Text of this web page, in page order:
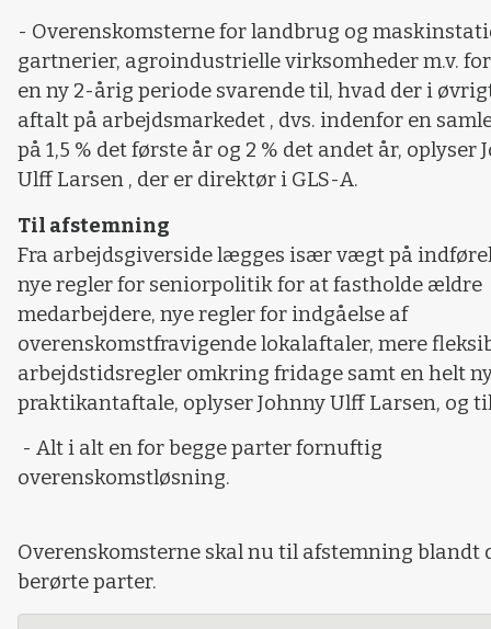
- Overenskomsterne for landbrug og
gartnerier, agroindustrielle virksomheder m.v.
en ny 2-årig periode svarende til, hvad der i
aftalt på arbejdsmarkedet , dvs. indenfor en
på 1,5 % det første år og 2 % det andet år, oplyser
Ulff Larsen , der er direktør i GLS-A.
Til afstemning
Fra arbejdsgiverside lægges især vægt på
nye regler for seniorpolitik for at fastholde ældre
medarbejdere, nye regler for indgåelse af
overenskomstfravigende lokalaftaler, mere
arbejdstidsregler omkring fridage samt en helt
praktikantaftale, oplyser Johnny Ulff Larsen, og
- Alt i alt en for begge parter fornuftig
overenskomstløsning.
Overenskomsterne skal nu til afstemning blandt
berørte parter.